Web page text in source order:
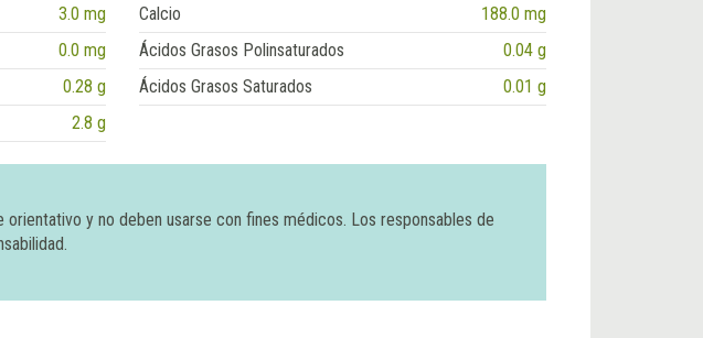
3.0 mg Calcio
188.0 mg
0.0 mg Ácidos Grasos Polinsaturados
0.04 g
0.28 g Ácidos Grasos Saturados
0.01 g
2.8 g
y no deben usarse con fines médicos. Los responsables de